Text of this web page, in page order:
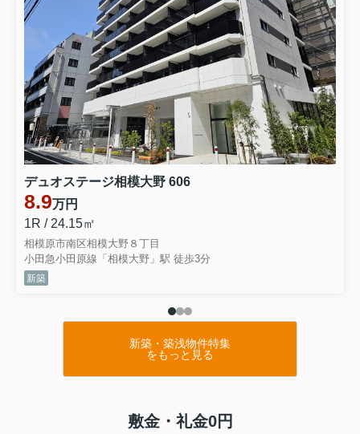
デュオステージ相模大野 606
8.9万円
1R / 24.15㎡
相模原市南区相模大野８丁目
小田急小田原線「相模大野」駅 徒歩3分
新築
新築・築浅物件特集
をもっと見る
敷金・礼金0円